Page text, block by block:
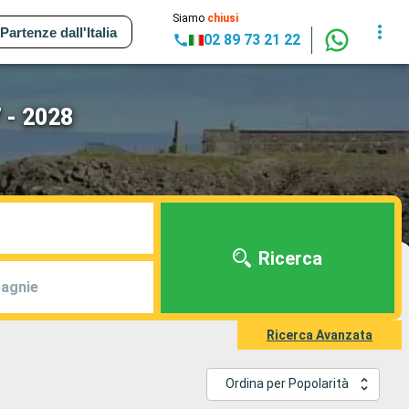
Partenze dall'Italia
Siamo chiusi
02 89 73 21 22
- 2028
Ricerca
Ricerca Avanzata
Ordina per Popolarità